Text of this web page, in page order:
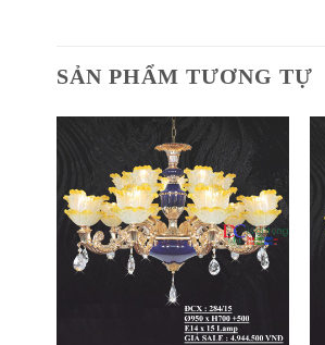
SẢN PHẨM TƯƠNG TỰ